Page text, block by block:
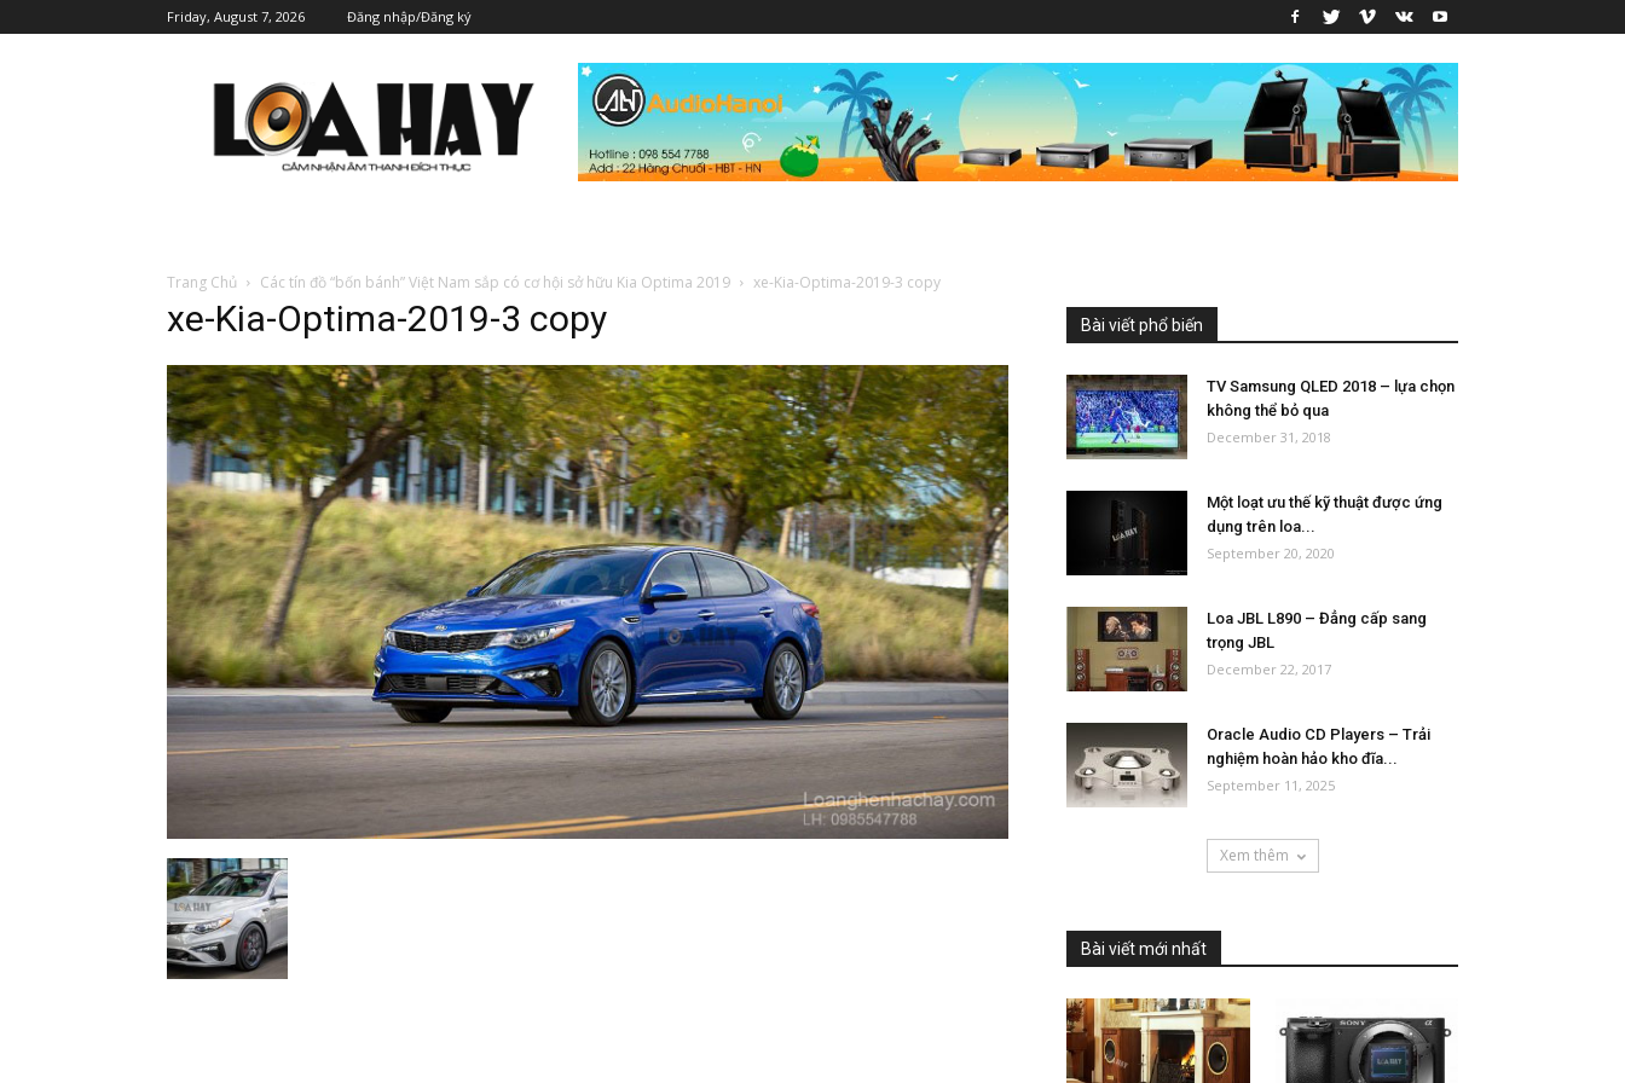
Friday, August 7, 2026 Đăng nhập/Đăng ký
Trang Chủ Các tín đồ “bốn bánh” Việt Nam sắp có cơ hội sở hữu Kia Optima 2019 xe-Kia-Optima-2019-3 copy
xe-Kia-Optima-2019-3 copy Bài viết phổ biến
TV Samsung QLED 2018 – lựa chọn
không thể bỏ qua
December 31, 2018
Một loạt ưu thế kỹ thuật được ứng
dụng trên loa...
September 20, 2020
Loa JBL L890 – Đẳng cấp sang
trọng JBL
December 22, 2017
Oracle Audio CD Players – Trải
nghiệm hoàn hảo kho đĩa...
September 11, 2025
Xem thêm
Bài viết mới nhất